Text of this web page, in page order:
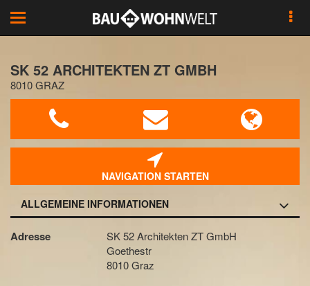
Toggle
navigation
SK 52 ARCHITEKTEN ZT GMBH
8010 GRAZ
NAVIGATION STARTEN
ALLGEMEINE INFORMATIONEN
Adresse
SK 52 Architekten ZT GmbH
Goethestr
8010 Graz